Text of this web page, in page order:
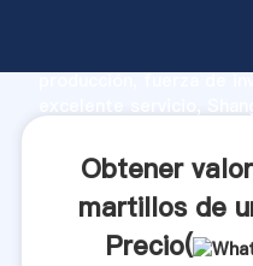
producción, fuerza de
valor y aporta valores a
Obtener
martillos de
Precio(